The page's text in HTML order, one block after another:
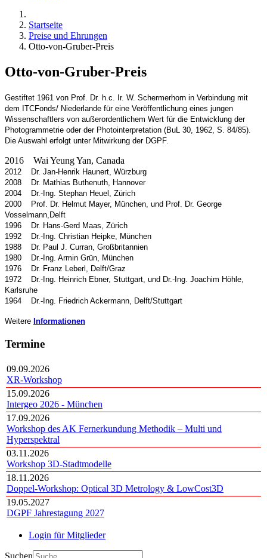
Startseite
Preise und Ehrungen
Otto-von-Gruber-Preis
Otto-von-Gruber-Preis
Gestiftet 1961 von Prof. Dr. h.c. Ir. W. Schermerhorn in Verbindung mit
dem ITCFonds/ Niederlande für eine Veröffentlichung eines jungen
Wissenschaftlers von außerordentlichem Wert für die Entwicklung der
Photogrammetrie oder der Photointerpretation (BuL 30, 1962, S. 84/85).
Die Auswahl erfolgt unter Mitwirkung der DGPF.
2016 Wai Yeung Yan, Canada
2012 Dr. Jan-Henrik Haunert, Würzburg
2008 Dr. Mathias Buthenuth, Hannover
2004 Dr.-Ing. Stephan Heuel, Zürich
2000 Prof. Dr. Helmut Mayer, München, und Prof. Dr. George
Vosselmann,Delft
1996 Dr. Hans-Gerd Maas, Zürich
1992 Dr.-Ing. Christian Heipke, München
1988 Dr. Paul J. Curran, Großbritannien
1980 Dr.-Ing. Armin Grün, München
1976 Dr. Franz Leberl, Delft/Graz
1972 Dr.-Ing. Heinrich Ebner, Stuttgart, und Dr.-Ing. Joachim Höhle,
Karlsruhe
1964 Dr.-Ing. Friedrich Ackermann, Delft/Stuttgart
Weitere Informationen
Termine
09.09.2026
XR-Workshop
15.09.2026
Intergeo 2026 - München
17.09.2026
Workshop des AK Fernerkundung Methodik – Multi und
Hyperspektral
03.11.2026
Workshop 3D-Stadtmodelle
18.11.2026
Doppel-Workshop: Optical 3D Metrology & LowCost3D
19.05.2027
DGPF Jahrestagung 2027
Login für Mitglieder
Suchen